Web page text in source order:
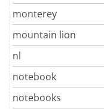
monterey
mountain lion
nl
notebook
notebooks